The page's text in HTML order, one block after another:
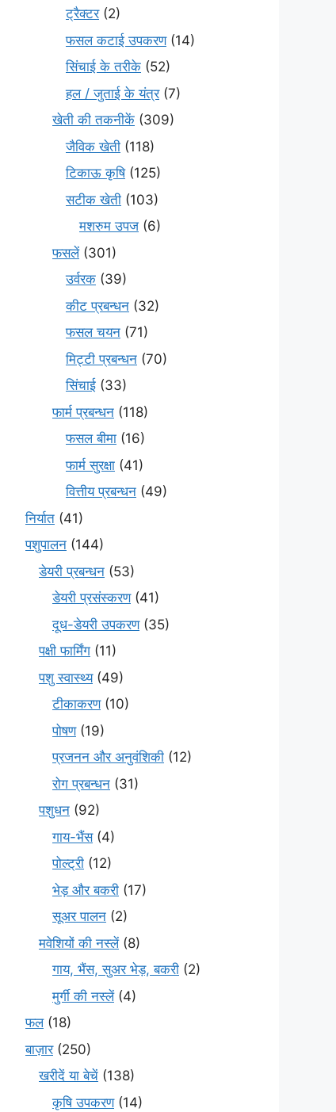
ट्रैक्टर(2)
फसल कटाई उपकरण(14)
सिंचाई के तरीके (52)
हल / जुताई के यंत्र(7)
खेती की तकनीकें (309)
जैविक खेती (118)
टिकाऊ कृषि(125)
सटीक खेती (103)
मशरुम उपज (6)
फसलें(301)
उर्वरक (39)
कीट प्रबन्धन (32)
फसल चयन (71)
मि‌ट्टी प्रबन्धन (70)
सिंचाई (33)
फार्म प्रबन्धन (118)
फसल बीमा (16)
फार्म सुरक्षा (41)
वित्तीय प्रबन्धन (49)
निर्यात (41)
पशुपालन (144)
डेयरी प्रबन्धन (53)
डेयरी प्रसंस्करण(41)
दूध-डेयरी उपकरण(35)
पक्षी फार्मिंग (11)
पशु स्वास्थ्य(49)
टीकाकरण(10)
पोषण(19)
प्रजनन और अनुवंशिकी (12)
रोग प्रबन्धन (31)
पशुधन (92)
गाय-भैंस(4)
पोल्ट्री (12)
भेड़ और बकरी (17)
सूअर पालन (2)
मवेशियों की नस्लें(8)
गाय, भैंस, सुअर भेड़, बकरी (2)
मुर्गी की नस्लें(4)
फल(18)
बाज़ार(250)
खरीदें या बेचें (138)
कृषि उपकरण(14)